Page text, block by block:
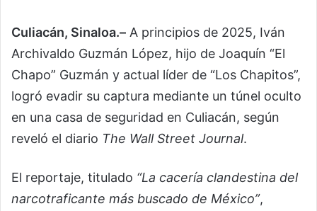
Culiacán, Sinaloa.– A principios de 2025, Iván
Archivaldo Guzmán López, hijo de Joaquín “El
Chapo” Guzmán y actual líder de “Los Chapitos”,
logró evadir su captura mediante un túnel oculto
en una casa de seguridad en Culiacán, según
reveló el diario The Wall Street Journal.
El reportaje, titulado “La cacería clandestina del
narcotraficante más buscado de México”,